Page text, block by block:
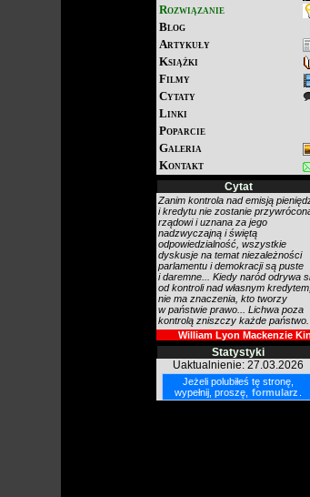
Rozwiązanie
Blog
Artykuły
Książki
Filmy
Cytaty
Linki
Poparcie
Galeria
Kontakt
Cytat
Zanim kontrola nad emisją
i kredytu nie zostanie
rządowi i uznana za jego
nadzwyczajną i świętą
odpowiedzialność, wszystkie
dyskusje na temat niezależności
parlamentu i demokracji są puste
i daremne... Kiedy naród odrywa
od kontroli nad własnym kredytem,
nie ma znaczenia, kto tworzy
w państwie prawo... Lichwa poza
kontrolą zniszczy każde państwo.
William Lyon Mackenzie
Statystyki
Uaktualnienie: 27.03.2026
Jeżeli polubiłeś tę stronę,
wypełnij, proszę, formularz